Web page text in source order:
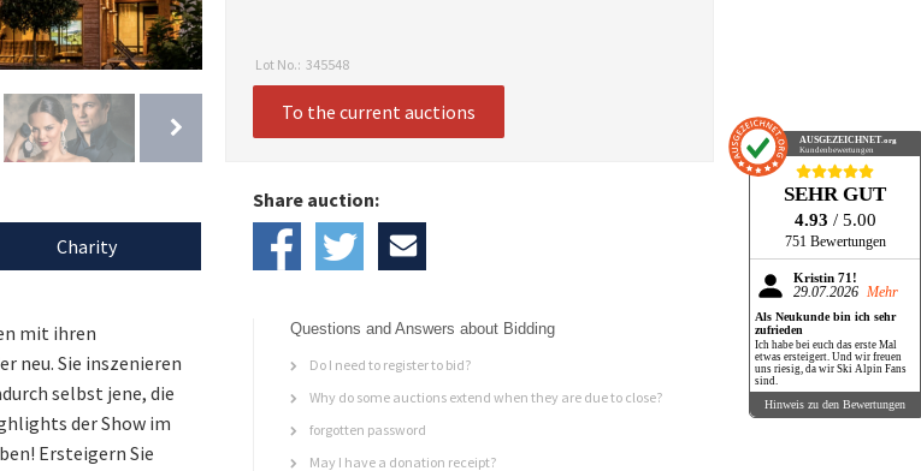
Lot No.: 345548
To the current auctions
mit ihren
neu. Sie inszenieren
selbst jene, die
der Show im
Ersteigern Sie
Charity
Share auction:
Questions and Answers about Bidding
Do I need to register to bid?
Why do some auctions extend when they are due to close?
forgotten password
May I have a donation receipt?
AUSGEZEICHNET .org
Kundenbewertungen
SEHR GUT
4.93 / 5.00
751 Bewertungen
Kristin 71!
29.07.2026 Mehr
Als Neukunde bin ich sehr
zufrieden
Ich habe bei euch das erste Mal
etwas ersteigert. Und wir freuen
uns riesig, da wir Ski Alpin Fans
sind.
Hinweis zu den Bewertungen